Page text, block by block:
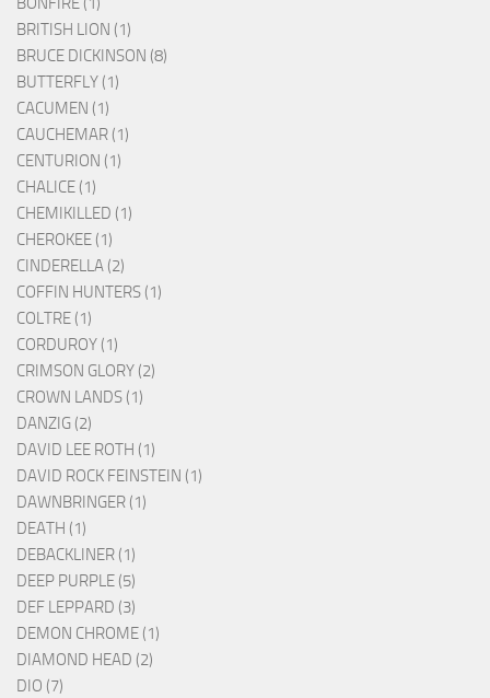
BRITISH LION (1)
BRUCE DICKINSON (8)
BUTTERFLY (1)
CACUMEN (1)
CAUCHEMAR (1)
CENTURION (1)
CHALICE (1)
CHEMIKILLED (1)
CHEROKEE (1)
CINDERELLA (2)
COFFIN HUNTERS (1)
COLTRE (1)
CORDUROY (1)
CRIMSON GLORY (2)
CROWN LANDS (1)
DANZIG (2)
DAVID LEE ROTH (1)
DAVID ROCK FEINSTEIN (1)
DAWNBRINGER (1)
DEATH (1)
DEBACKLINER (1)
DEEP PURPLE (5)
DEF LEPPARD (3)
DEMON CHROME (1)
DIAMOND HEAD (2)
DIO (7)